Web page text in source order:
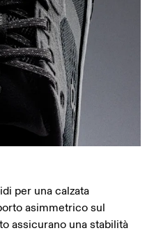
per una calzata
asimmetrico sul
assicurano una stabilità